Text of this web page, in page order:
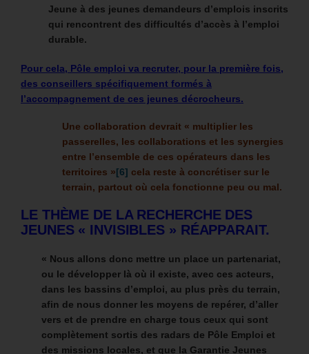
Jeune à des jeunes demandeurs d’emplois inscrits
qui rencontrent des difficultés d’accès à l’emploi
durable.
Pour cela, Pôle emploi va recruter, pour la première fois,
des conseillers spécifiquement formés à
l’accompagnement de ces jeunes décrocheurs.
Une collaboration devrait « multiplier les
passerelles, les collaborations et les synergies
entre l’ensemble de ces opérateurs dans les
territoires »[6] cela reste à concrétiser sur le
terrain, partout où cela fonctionne peu ou mal.
LE THÈME DE LA RECHERCHE DES
JEUNES « INVISIBLES » RÉAPPARAIT.
« Nous allons donc mettre un place un partenariat,
ou le développer là où il existe, avec ces acteurs,
dans les bassins d’emploi, au plus près du terrain,
afin de nous donner les moyens de repérer, d’aller
vers et de prendre en charge tous ceux qui sont
complètement sortis des radars de Pôle Emploi et
des missions locales, et que la Garantie Jeunes